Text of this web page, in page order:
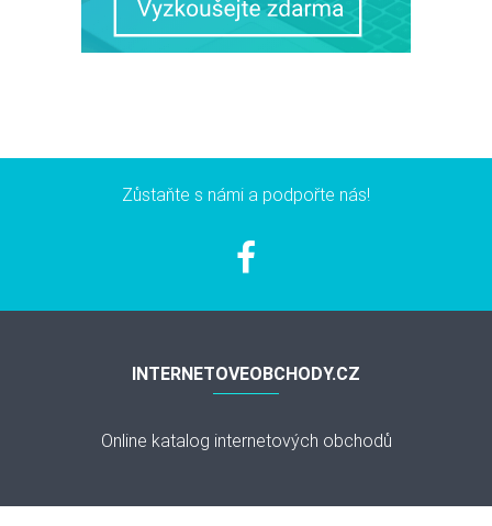
Zůstaňte s námi a podpořte nás!
INTERNETOVEOBCHODY.CZ
Online katalog internetových obchodů